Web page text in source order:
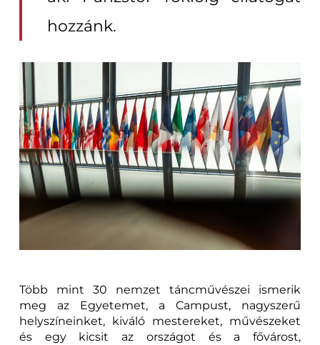
hozzánk.
Több mint 30 nemzet táncművészei ismerik
meg az Egyetemet, a Campust, nagyszerű
helyszíneinket, kiváló mestereket, művészeket
és egy kicsit az országot és a fővárost,